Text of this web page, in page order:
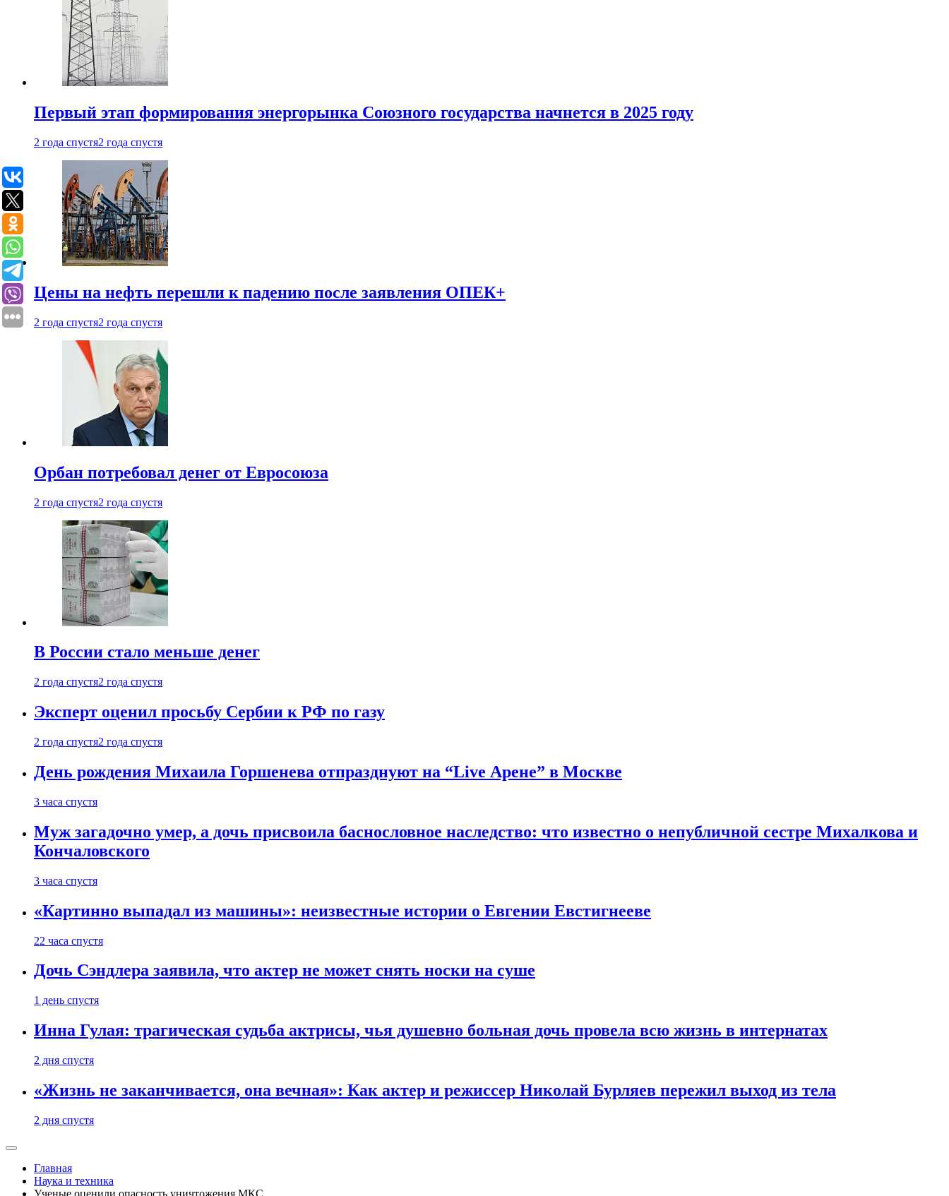
Первый этап формирования энергорынка Союзного государства начнется в 2025 году
2 года спустя2 года спустя
Цены на нефть перешли к падению после заявления ОПЕК+
2 года спустя2 года спустя
Орбан потребовал денег от Евросоюза
2 года спустя2 года спустя
В России стало меньше денег
2 года спустя2 года спустя
Эксперт оценил просьбу Сербии к РФ по газу
2 года спустя2 года спустя
День рождения Михаила Горшенева отпразднуют на “Live Арене” в Москве
3 часа спустя
Муж загадочно умер, а дочь присвоила баснословное наследство: что известно о непубличной сестре Михалкова и
Кончаловского
3 часа спустя
«Картинно выпадал из машины»: неизвестные истории о Евгении Евстигнееве
22 часа спустя
Дочь Сэндлера заявила, что актер не может снять носки на суше
1 день спустя
Инна Гулая: трагическая судьба актрисы, чья душевно больная дочь провела всю жизнь в интернатах
2 дня спустя
«Жизнь не заканчивается, она вечная»: Как актер и режиссер Николай Бурляев пережил выход из тела
2 дня спустя
Главная
Наука и техника
Ученые оценили опасность уничтожения МКС